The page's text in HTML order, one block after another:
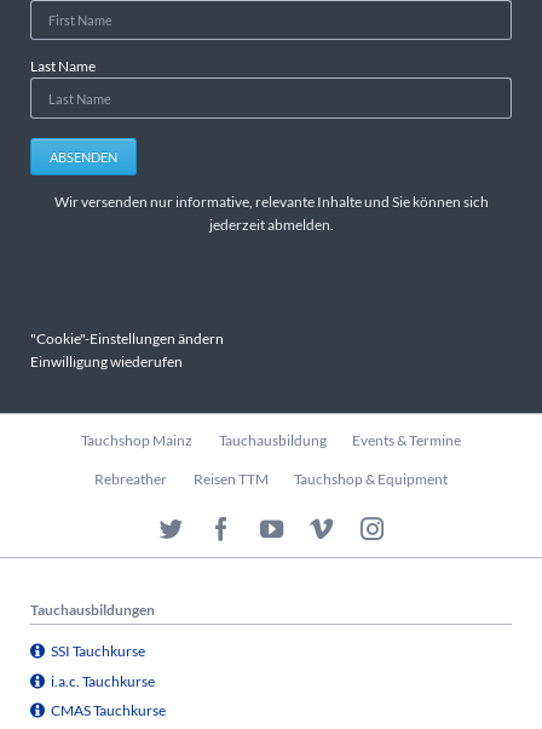
Last Name
ABSENDEN
Wir versenden nur informative, relevante Inhalte und Sie können sich
jederzeit abmelden.
"Cookie"-Einstellungen ändern
Einwilligung wiederufen
Navigation
Tauchshop Mainz Tauchausbildung Events & Termine
Rebreather Reisen TTM Tauchshop & Equipment
Tauchausbildungen
SSI Tauchkurse
i.a.c. Tauchkurse
CMAS Tauchkurse